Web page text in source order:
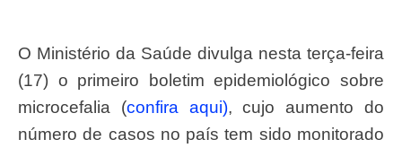
O Ministério da Saúde divulga nesta terça-feira
(17) o primeiro boletim epidemiológico sobre
microcefalia (confira aqui), cujo aumento do
número de casos no país tem sido monitorado